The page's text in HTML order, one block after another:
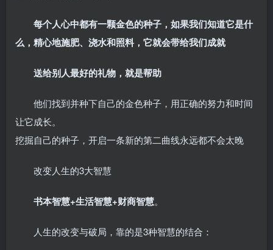
每个人心中都有一颗金色的种子，如果我们知道它是什
么，精心地施肥、浇水和照料，它就会带给我们成就
送给别人最好的礼物，就是帮助
他们找到并种下自己的金色种子，用正确的努力和时间
让它成长。
挖掘自己的种子，开启一条新的第二曲线永远都不会太晚
改变人生的3大智慧
书本智慧+生活智慧+财商智慧。
人生的改变与破局，靠的是3种智慧的结合：